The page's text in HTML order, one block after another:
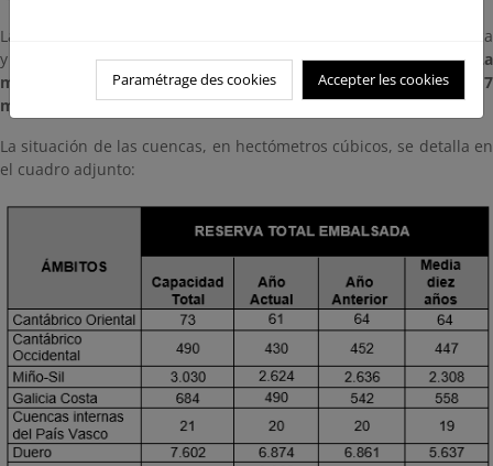
Las precipitaciones han sido abundantes en la vertiente Atlántica
y han afectado considerablemente a la vertiente Mediterránea.
La
máxima se ha producido en San Sebastián - Donostia con 76,7
mm (76,7 l/m²)
La situación de las cuencas, en hectómetros cúbicos, se detalla en
el cuadro adjunto:
Paramétrage des cookies Accepter les cookies